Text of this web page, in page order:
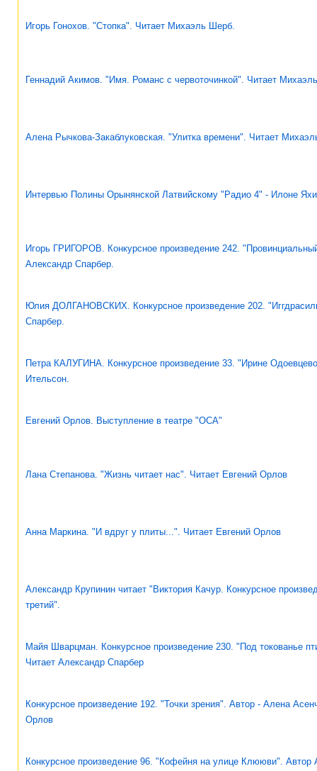
Игорь Гонохов. "Стопка". Читает Михаэль Шерб.
Геннадий Акимов. "Имя. Романс с червоточинкой". Читает
Алена Рычкова-Закаблуковская. "Улитка времени". Читает
Интервью Полины Орынянской Латвийскому "Радио 4" - Илоне
Игорь ГРИГОРОВ. Конкурсное произведение 242.
Александр Спарбер.
Юлия ДОЛГАНОВСКИХ. Конкурсное произведение 202.
Спарбер.
Петра КАЛУГИНА. Конкурсное произведение 33. "Ирине
Ительсон.
Евгений Орлов. Выступление в театре "ОСА"
Лана Степанова. "Жизнь читает нас". Читает Евгений Орлов
Анна Маркина. "И вдруг у плиты...". Читает Евгений Орлов
Александр Крупинин читает "Виктория Качур. Конкурсное
третий".
Майя Шварцман. Конкурсное произведение 230. "Под токованье
Читает Александр Спарбер
Конкурсное произведение 192. "Точки зрения". Автор - Алена
Орлов
Конкурсное произведение 96. "Кофейня на улице Клююви". Автор